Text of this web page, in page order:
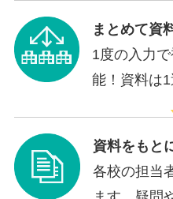
まとめて資
1度の入力
能！資料は1
資料をもと
各校の担当